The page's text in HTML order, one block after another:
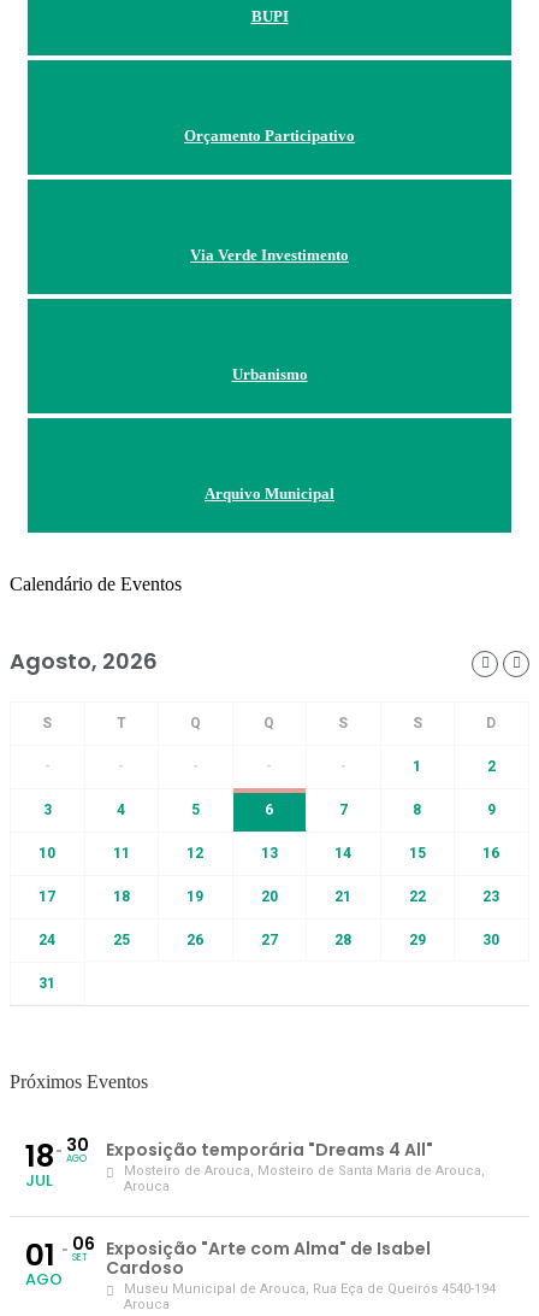
BUPI
Orçamento Participativo
Via Verde Investimento
Urbanismo
Arquivo Municipal
Calendário de Eventos
Agosto, 2026
- - - - - 1 2
3 4 5 6 7 8 9
10 11 12 13 14 15 16
17 18 19 20 21 22 23
24 25 26 27 28 29 30
31
Próximos Eventos
18
JUL
30
AGO Exposição temporária "Dreams 4 All"
Mosteiro de Arouca, Mosteiro de Santa Maria de Arouca,
Arouca
01
AGO
06
SET
Exposição "Arte com Alma" de Isabel
Cardoso
Museu Municipal de Arouca, Rua Eça de Queirós 4540-194
Arouca